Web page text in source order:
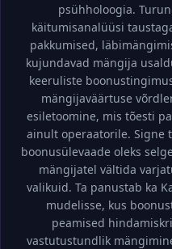
psühholoogia.
käitumisanalüüsi
pakkumised,
kujundavad mängija
keeruliste
mängijaväärtuse
esiletoomine, mis tõesti
ainult operaatorile. Signe
boonusülevaade oleks
mängijatel vältida
valikuid. Ta panustab ka
mudelisse, kus
peamised
vastutustundlik